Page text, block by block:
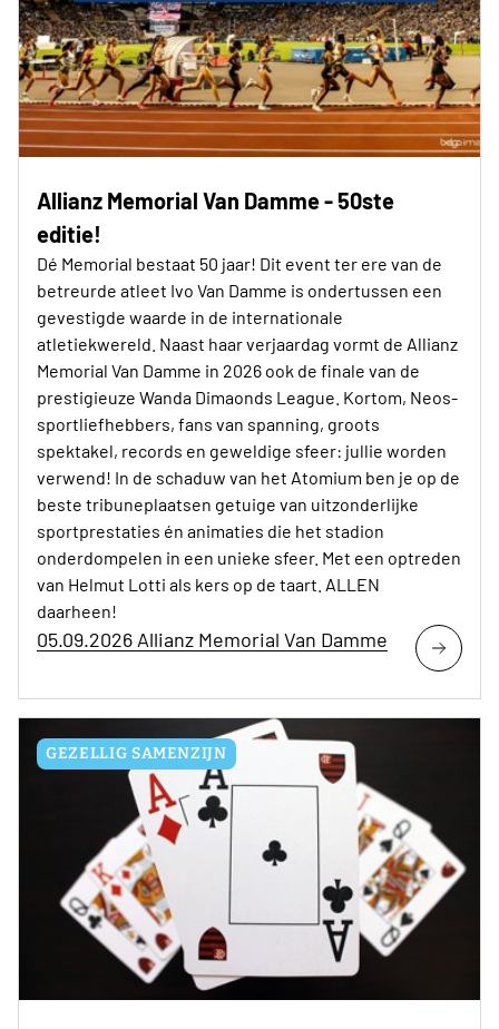
Allianz Memorial Van Damme - 50ste
editie!
Dé Memorial bestaat 50 jaar! Dit event ter ere van de
betreurde atleet Ivo Van Damme is ondertussen een
gevestigde waarde in de internationale
atletiekwereld. Naast haar verjaardag vormt de Allianz
Memorial Van Damme in 2026 ook de finale van de
prestigieuze Wanda Dimaonds League. Kortom, Neos-
sportliefhebbers, fans van spanning, groots
spektakel, records en geweldige sfeer: jullie worden
verwend! In de schaduw van het Atomium ben je op de
beste tribuneplaatsen getuige van uitzonderlijke
sportprestaties én animaties die het stadion
onderdompelen in een unieke sfeer. Met een optreden
van Helmut Lotti als kers op de taart. ALLEN
daarheen!
05.09.2026 Allianz Memorial Van Damme
GEZELLIG SAMENZIJN